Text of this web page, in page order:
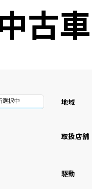
古
選択中 地域
取扱店舗
駆動